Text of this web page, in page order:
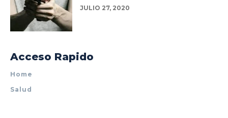
JULIO 27, 2020
Acceso Rapido
Home
Salud